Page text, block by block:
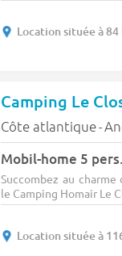
Location située à
Camping Le
Côte atlantique-
Mobil-home 5
Succombez au
le Camping Homair Le
Location située à